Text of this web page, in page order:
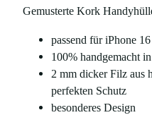
Gemusterte Kork
passend für iPhone
100% handgemacht
2 mm dicker Filz aus
perfekten Schutz
besonderes Design